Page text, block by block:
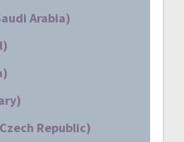
Arabia)
Republic)